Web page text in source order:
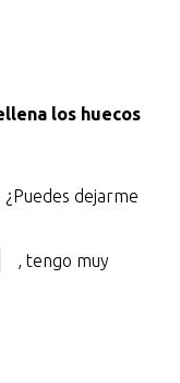
los huecos
dejarme
, tengo muy